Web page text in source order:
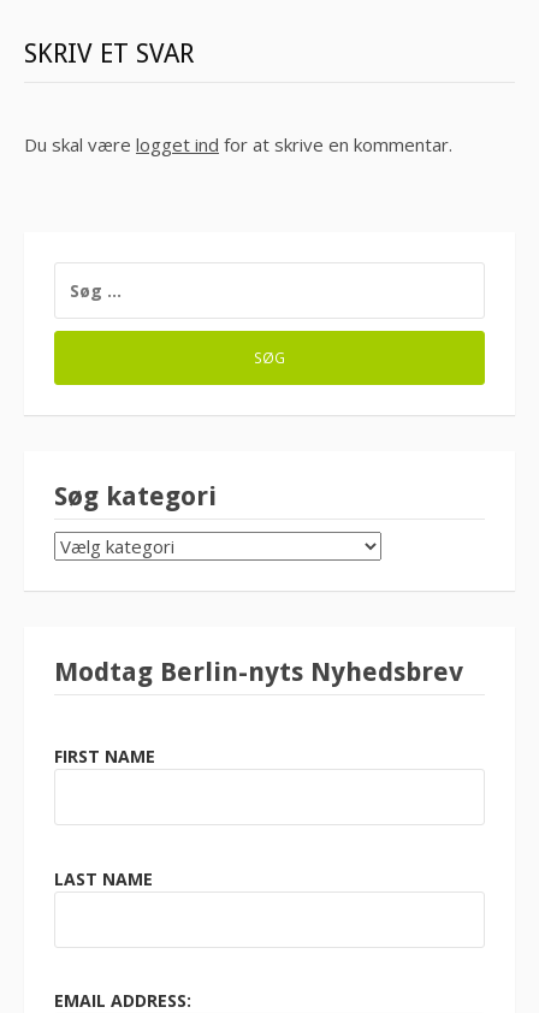
SKRIV ET SVAR
Du skal være logget ind for at skrive en kommentar.
EFTER:
Søg kategori
SØG
KATEGORI
Modtag Berlin-nyts Nyhedsbrev
FIRST NAME
LAST NAME
EMAIL ADDRESS: